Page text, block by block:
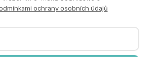
ochrany osobních údajů